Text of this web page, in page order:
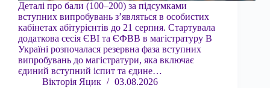
Деталі про бали (100–200) за підсумками
вступних випробувань з’являться в особистих
кабінетах абітурієнтів до 21 серпня. Стартувала
додаткова сесія ЄВІ та ЄФВВ в магістратуру В
Україні розпочалася резервна фаза вступних
випробувань до магістратури, яка включає
єдиний вступний іспит та єдине…
Вікторія Яцик
03.08.2026